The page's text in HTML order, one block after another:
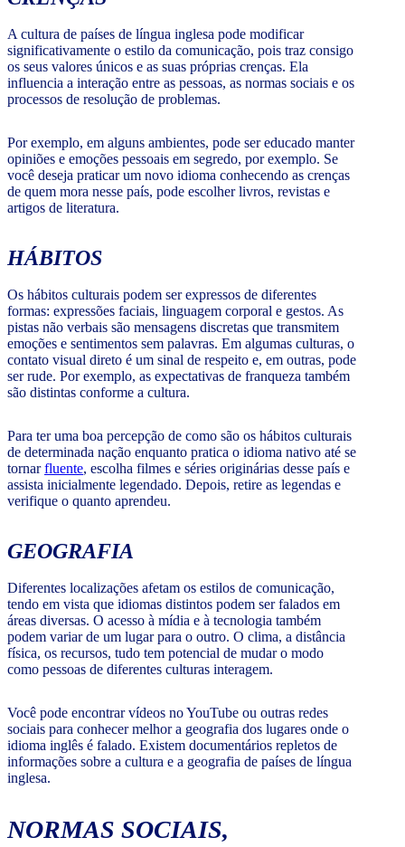
A cultura de países de língua inglesa pode modificar
significativamente o estilo da comunicação, pois traz consigo
os seus valores únicos e as suas próprias crenças. Ela
influencia a interação entre as pessoas, as normas sociais e os
processos de resolução de problemas.
Por exemplo, em alguns ambientes, pode ser educado manter
opiniões e emoções pessoais em segredo, por exemplo. Se
você deseja praticar um novo idioma conhecendo as crenças
de quem mora nesse país, pode escolher livros, revistas e
artigos de literatura.
HÁBITOS
Os hábitos culturais podem ser expressos de diferentes
formas: expressões faciais, linguagem corporal e gestos. As
pistas não verbais são mensagens discretas que transmitem
emoções e sentimentos sem palavras. Em algumas culturas, o
contato visual direto é um sinal de respeito e, em outras, pode
ser rude. Por exemplo, as expectativas de franqueza também
são distintas conforme a cultura.
Para ter uma boa percepção de como são os hábitos culturais
de determinada nação enquanto pratica o idioma nativo até se
tornarfluente, escolha filmes e séries originárias desse país e
assista inicialmente legendado. Depois, retire as legendas e
verifique o quanto aprendeu.
GEOGRAFIA
Diferentes localizações afetam os estilos de comunicação,
tendo em vista que idiomas distintos podem ser falados em
áreas diversas. O acesso à mídia e à tecnologia também
podem variar de um lugar para o outro. O clima, a distância
física, os recursos, tudo tem potencial de mudar o modo
como pessoas de diferentes culturas interagem.
Você pode encontrar vídeos no YouTube ou outras redes
sociais para conhecer melhor a geografia dos lugares onde o
idioma inglês é falado. Existem documentários repletos de
informações sobre a cultura e a geografia de países de língua
inglesa.
NORMAS SOCIAIS,